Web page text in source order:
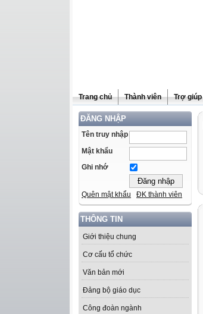
Trang chủ Thành viên Trợ giúp
ĐĂNG NHẬP
Tên truy nhập
Mật khẩu
Ghi nhớ
Quên mật khẩu ĐK thành viên
THÔNG TIN
Giới thiệu chung
Cơ cấu tổ chức
Văn bản mới
Đảng bộ giáo dục
Công đoàn ngành